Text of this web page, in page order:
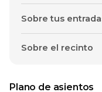
Sobre tus
Sobre el recinto
Plano de asientos